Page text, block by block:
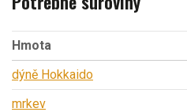
Hmota
dýně Hokkaido
mrkev